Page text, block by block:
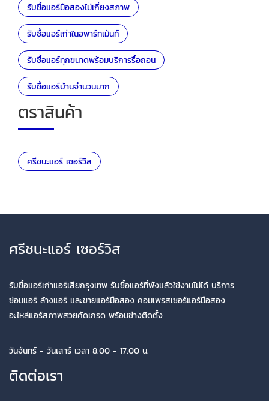
รับซื้อแอร์มือสองไม่เกี่ยงสภาพ
รับซื้อแอร์เก่าในอพาร์ทเม้นท์
รับซื้อแอร์ทุกขนาดพร้อมบริการรื้อถอน
รับซื้อแอร์บ้านจำนวนมาก
ตราสินค้า
ศรีชนะแอร์ เซอร์วิส
ศรีชนะแอร์ เซอร์วิส
รับซื้อแอร์เก่าแอร์เสียกรุงเทพ รับซื้อแอร์ที่พังแล้วใช้งานไม่ได้ บริการ
ซ่อมแอร์ ล้างแอร์ และขายแอร์มือสอง คอมเพรสเซอร์แอร์มือสอง
อะไหล่แอร์สภาพสวยคัดเกรด พร้อมช่างติดตั้ง
วันจันทร์ - วันเสาร์ เวลา 8.00 - 17.00 น.
ติดต่อเรา